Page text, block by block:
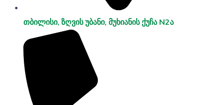
თბილისი, ზღვის უბანი, მუხიანის ქუჩა N2ა